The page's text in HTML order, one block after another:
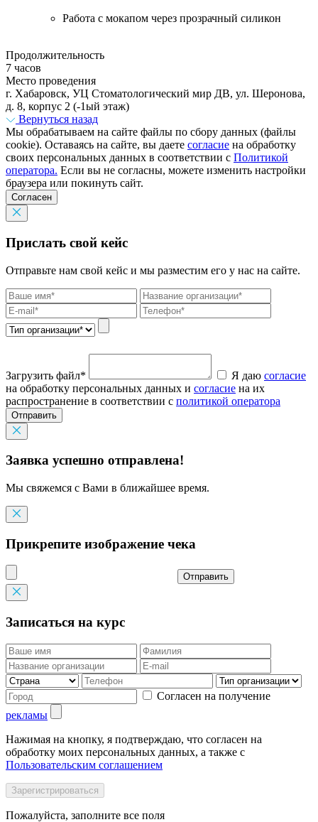
Работа с мокапом через прозрачный силикон
Продолжительность
7 часов
Место проведения
г. Хабаровск, УЦ Стоматологический мир ДВ, ул. Шеронова,
д. 8, корпус 2 (-1ый этаж)
Вернуться назад
Мы обрабатываем на сайте файлы по сбору данных (файлы
cookie). Оставаясь на сайте, вы даете согласие на обработку
своих персональных данных в соответствии с Политикой
оператора. Если вы не согласны, можете изменить настройки
браузера или покинуть сайт.
Согласен
Прислать свой кейс
Отправьте нам свой кейс и мы разместим его у нас на сайте.
Загрузить файл* Я даю согласие
на обработку персональных данных и согласие на их
распространение в соответствии с политикой оператора
Отправить
Заявка успешно отправлена!
Мы свяжемся с Вами в ближайшее время.
Прикрепите изображение чека
Отправить
Записаться на курс
Согласен на получение
рекламы
Нажимая на кнопку, я подтверждаю, что согласен на
обработку моих персональных данных, а также с
Пользовательским соглашением
Пожалуйста, заполните все поля